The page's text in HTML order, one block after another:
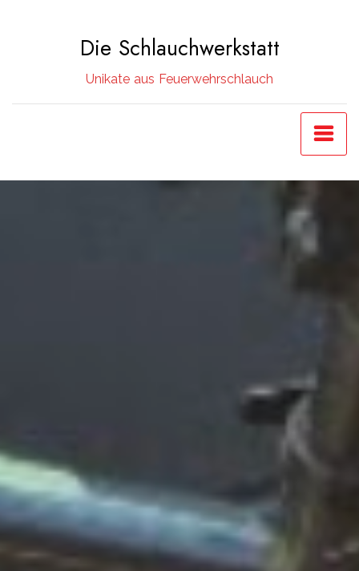
Die Schlauchwerkstatt
Unikate aus Feuerwehrschlauch